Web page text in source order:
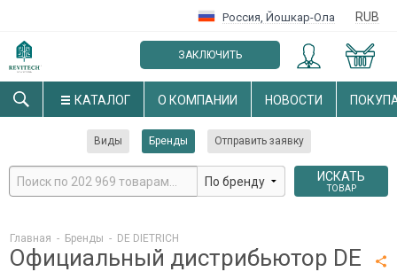
Россия, Йошкар-Ола RUB
ЗАКЛЮЧИТЬ
ОПТОВЫЙ ДОГОВОР
КАТАЛОГ О КОМПАНИИ НОВОСТИ
Виды Бренды Отправить заявку
ИСКАТЬ
ТОВАР
Главная - Бренды - DE DIETRICH
Официальный дистрибьютор DE